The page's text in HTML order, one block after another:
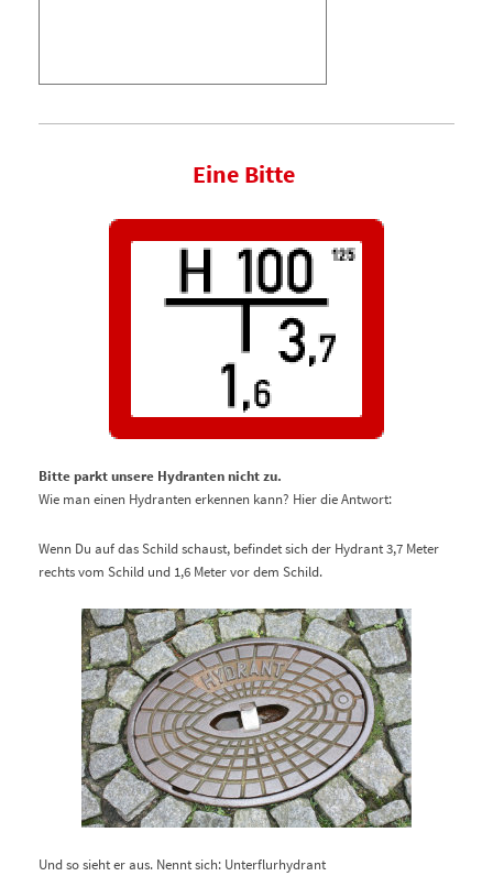
Eine Bitte
Bitte parkt unsere Hydranten nicht zu.
Wie man einen Hydranten erkennen kann? Hier die Antwort:
Wenn Du auf das Schild schaust, befindet sich der Hydrant 3,7 Meter
rechts vom Schild und 1,6 Meter vor dem Schild.
Und so sieht er aus. Nennt sich: Unterflurhydrant